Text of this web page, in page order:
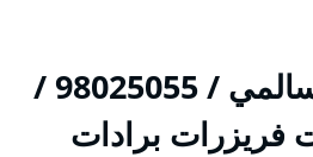
تصليح ثلاجات السالمي / 98025055 /
فريزرات برادات